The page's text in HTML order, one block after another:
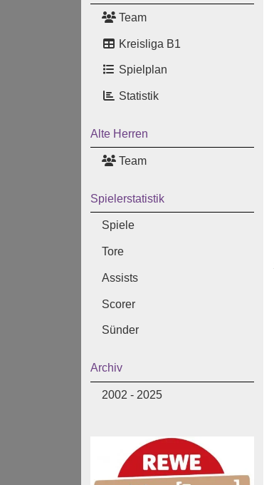
Team
Kreisliga B1
Spielplan
Statistik
Alte Herren
Team
Spielerstatistik
Spiele
Tore
Assists
Scorer
Sünder
Archiv
2002 - 2025